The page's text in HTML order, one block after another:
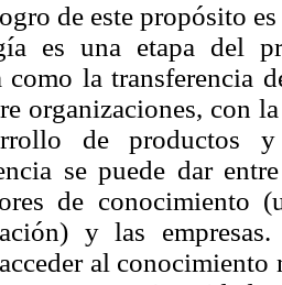
de este propósito
es una etapa del
como la transferencia
organizaciones, con
de productos y
se puede dar
de conocimiento
y las
al conocimiento